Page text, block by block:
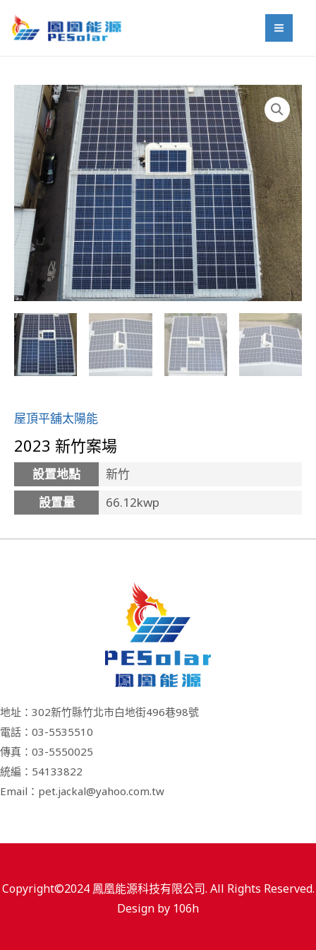
屋頂平舖太陽能
2023 新竹案場
設置地點
新竹
設置量
66.12kwp
地址：302新竹縣竹北市白地街496巷98號
電話：03-5535510
傳真：03-5550025
統編：54133822
Email：pet.jackal@yahoo.com.tw
Copyright©2024 鳳凰能源科技有限公司. All Rights Reserved.
Design by 106h